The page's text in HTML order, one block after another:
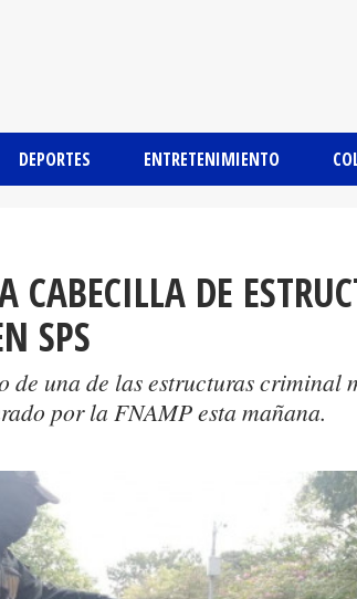
DEPORTES ENTRETENIMIENTO
CABECILLA DE
SPS
de una de las estructuras criminal
por la FNAMP esta mañana.